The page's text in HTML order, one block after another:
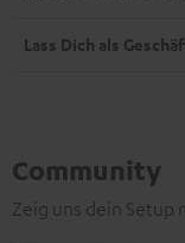
Lass Dich als
Community
Zeig uns dein